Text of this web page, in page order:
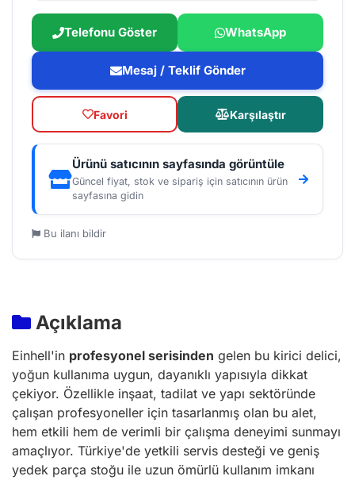
Telefonu Göster WhatsApp
Mesaj / Teklif Gönder
Favori Karşılaştır
Ürünü satıcının sayfasında görüntüle
Güncel fiyat, stok ve sipariş için satıcının ürün
sayfasına gidin
Bu ilanı bildir
Açıklama
Einhell'in profesyonel serisinden gelen bu kirici delici,
yoğun kullanıma uygun, dayanıklı yapısıyla dikkat
çekiyor. Özellikle inşaat, tadilat ve yapı sektöründe
çalışan profesyoneller için tasarlanmış olan bu alet,
hem etkili hem de verimli bir çalışma deneyimi sunmayı
amaçlıyor. Türkiye'de yetkili servis desteği ve geniş
yedek parça stoğu ile uzun ömürlü kullanım imkanı